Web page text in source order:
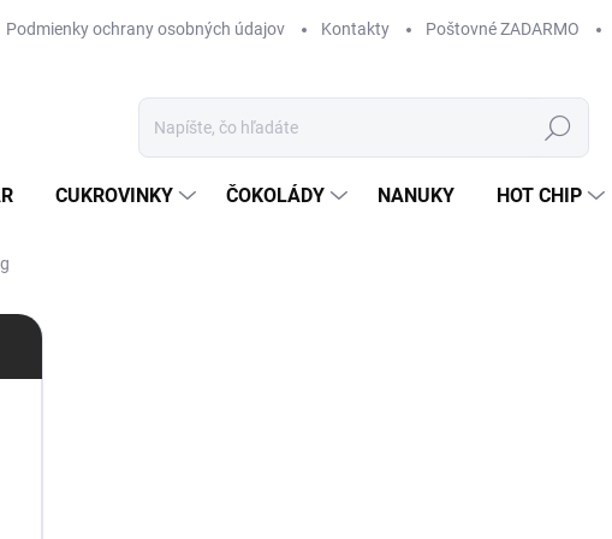
Podmienky ochrany osobných údajov Kontakty Poštovné ZADARMO
Hľadať
CUKROVINKY ČOKOLÁDY NANUKY HOT CHIP